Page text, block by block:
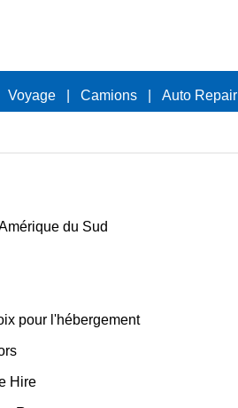
Voyage Camions Auto Repair
du Sud
pour l'hébergement
Hire